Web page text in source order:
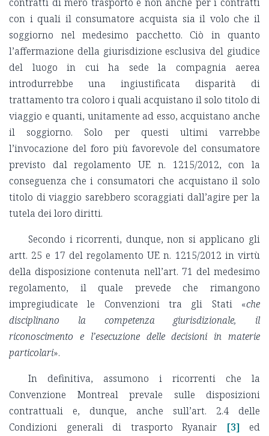
con i quali il consumatore acquista sia il volo che il
soggiorno nel medesimo pacchetto. Ciò in quanto
l’affermazione della giurisdizione esclusiva del giudice
del luogo in cui ha sede la compagnia aerea
introdurrebbe una ingiustificata disparità di
trattamento tra coloro i quali acquistano il solo titolo di
viaggio e quanti, unitamente ad esso, acquistano anche
il soggiorno. Solo per questi ultimi varrebbe
l’invocazione del foro più favorevole del consumatore
previsto dal regolamento UE n. 1215/2012, con la
conseguenza che i consumatori che acquistano il solo
titolo di viaggio sarebbero scoraggiati dall’agire per la
tutela dei loro diritti.
Secondo i ricorrenti, dunque, non si applicano gli
artt. 25 e 17 del regolamento UE n. 1215/2012 in virtù
della disposizione contenuta nell’art. 71 del medesimo
regolamento, il quale prevede che rimangono
impregiudicate le Convenzioni tra gli Stati «che
disciplinano la competenza giurisdizionale, il
riconoscimento e l’esecuzione delle decisioni in materie
particolari».
In definitiva, assumono i ricorrenti che la
Convenzione Montreal prevale sulle disposizioni
contrattuali e, dunque, anche sull’art. 2.4 delle
Condizioni generali di trasporto Ryanair
[3] ed